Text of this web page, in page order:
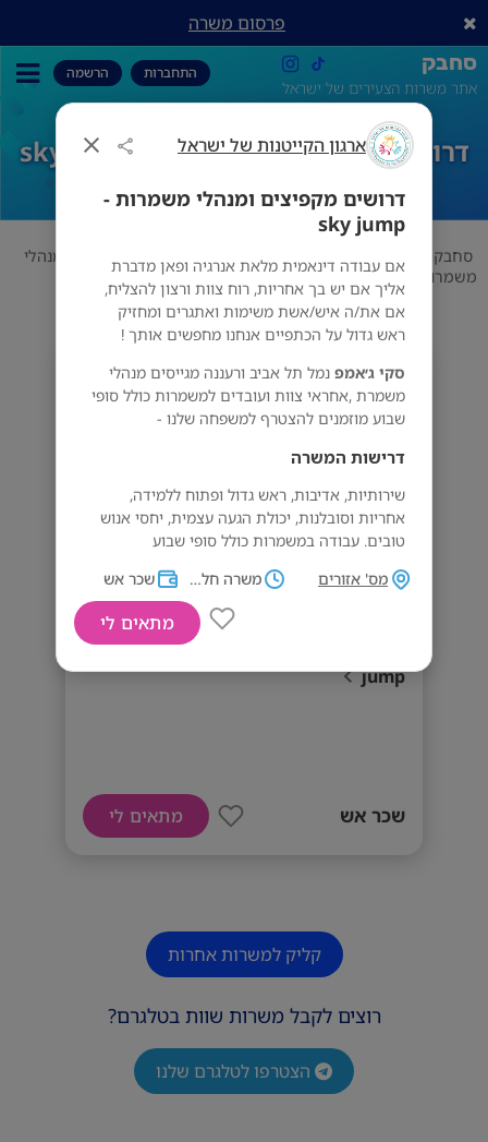
ארגון הקייטנות של ישראל
דרושים מקפיצים ומנהלי משמרות -
sky jump
אם עבודה דינאמית מלאת אנרגיה ופאן מדברת
אליך אם יש בך אחריות, רוח צוות ורצון להצליח,
אם את/ה איש/אשת משימות ואתגרים ומחזיק
ראש גדול על הכתפיים אנחנו מחפשים אותך !
סקי ג׳אמפ נמל תל אביב ורעננה מגייסים מנהלי
משמרת ,אחראי צוות ועובדים למשמרות כולל סופי
שבוע מוזמנים להצטרף למשפחה שלנו -
דרישות המשרה
שירותיות, אדיבות, ראש גדול ופתוח ללמידה,
אחריות וסובלנות, יכולת הגעה עצמית, יחסי אנוש
טובים. עבודה במשמרות כולל סופי שבוע
מס' אזורים
משרה חלקית שכר אש
מתאים לי
פרסום משרה
סחבק
אתר משרות הצעירים של ישראל
התחברות הרשמה
דרושים מקפיצים ומנהלי משמרות - sky
jump
סחבק ארגון הקייטנות של ישראל
דרושים מקפיצים ומנהלי
משמרות - sky jump
ארגון הקייטנות של ישראל
מס' אזורים
דרושים מקפיצים ומנהלי משמרות - sky
jump
שכר אש מתאים לי
קליק למשרות אחרות
רוצים לקבל משרות שוות בטלגרם?
הצטרפו לטלגרם שלנו